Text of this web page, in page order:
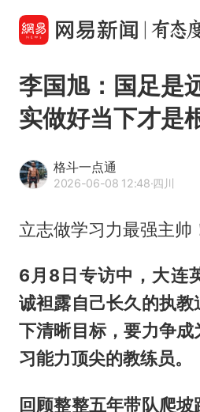
李国旭：国足是
实做好当下才是
格斗一点通
2026-06-08 12:48·四川
立志做学习力最强主帅
6月8日专访中，大连
诚袒露自己长久的执
下清晰目标，要力争
习能力顶尖的教练员。
回顾整整五年带队爬